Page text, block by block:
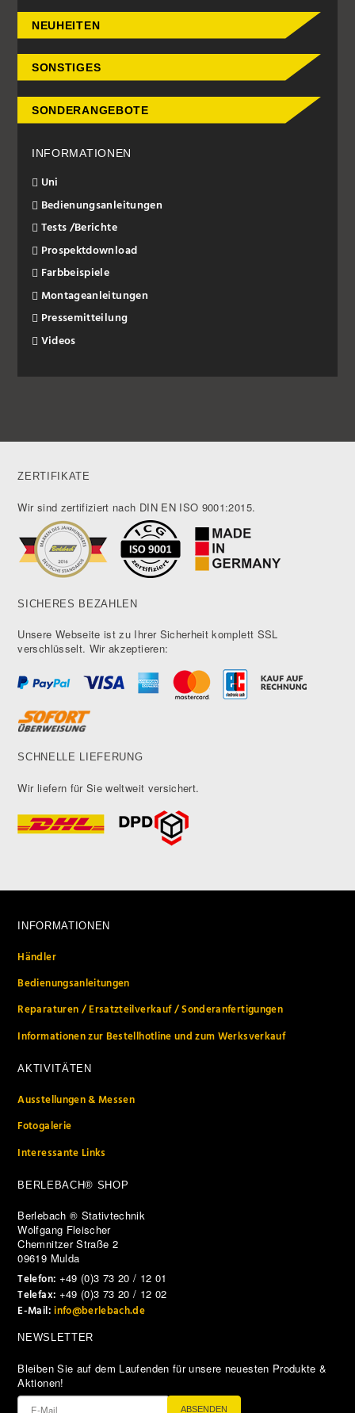
NEUHEITEN
SONSTIGES
SONDERANGEBOTE
INFORMATIONEN
Uni
Bedienungsanleitungen
Tests /Berichte
Prospektdownload
Farbbeispiele
Montageanleitungen
Pressemitteilung
Videos
ZERTIFIKATE
Wir sind zertifiziert nach DIN EN ISO 9001:2015.
SICHERES BEZAHLEN
Unsere Webseite ist zu Ihrer Sicherheit komplett SSL
verschlüsselt. Wir akzeptieren:
SCHNELLE LIEFERUNG
Wir liefern für Sie weltweit versichert.
INFORMATIONEN
Händler
Bedienungsanleitungen
Reparaturen / Ersatzteilverkauf / Sonderanfertigungen
Informationen zur Bestellhotline und zum Werksverkauf
AKTIVITÄTEN
Ausstellungen & Messen
Fotogalerie
Interessante Links
BERLEBACH® SHOP
Berlebach ® Stativtechnik
Wolfgang Fleischer
Chemnitzer Straße 2
09619 Mulda
Telefon: +49 (0)3 73 20 / 12 01
Telefax: +49 (0)3 73 20 / 12 02
E-Mail: info@berlebach.de
NEWSLETTER
Bleiben Sie auf dem Laufenden für unsere neuesten Produkte &
Aktionen!
ABSENDEN